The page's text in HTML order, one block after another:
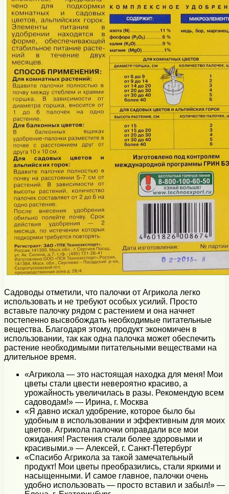
Садоводы отметили, что палочки от Агрикола легко
использовать и не требуют особых усилий. Просто
вставьте палочку рядом с растением и она начнет
постепенно высвобождать необходимые питательные
вещества. Благодаря этому, продукт экономичен в
использовании, так как одна палочка может обеспечить
растение необходимыми питательными веществами на
длительное время.
«Агрикола — это настоящая находка для меня! Мои
цветы стали цвести невероятно красиво, а
урожайность увеличилась в разы. Рекомендую всем
садоводам!» — Ирина, г. Москва
«Я давно искал удобрение, которое было бы
удобным в использовании и эффективным для моих
цветов. Агрикола палочки оправдали все мои
ожидания! Растения стали более здоровыми и
красивыми.» — Алексей, г. Санкт-Петербург
«Спасибо Агрикола за такой замечательный
продукт! Мои цветы преобразились, стали яркими и
насыщенными. И самое главное, палочки очень
удобно использовать — просто вставил и забыл!» —